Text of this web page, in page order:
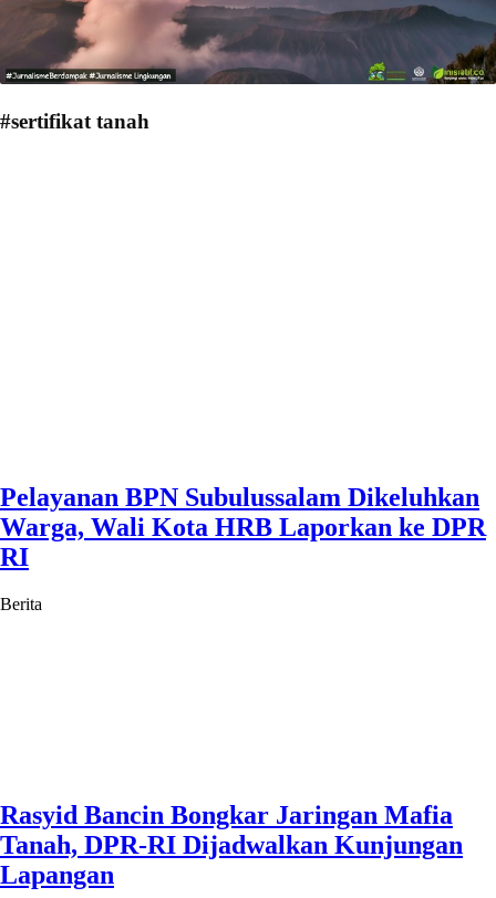
#sertifikat tanah
Pelayanan BPN Subulussalam Dikeluhkan
Warga, Wali Kota HRB Laporkan ke DPR
RI
Berita
Rasyid Bancin Bongkar Jaringan Mafia
Tanah, DPR-RI Dijadwalkan Kunjungan
Lapangan